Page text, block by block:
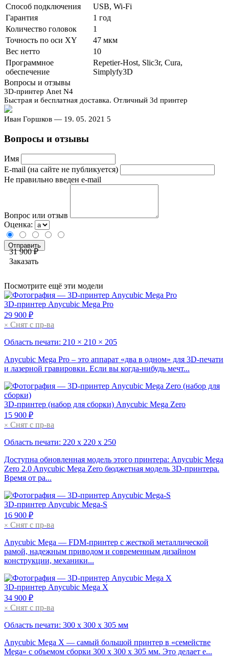
Способ подключения
USB, Wi-Fi
Гарантия
1 год
Количество головок
1
Точность по оси XY
47 мкм
Вес нетто
10
Программное
обеспечение
Repetier-Host, Slic3r, Cura,
Simplyfy3D
Вопросы и отзывы
3D-принтер Anet N4
Быстрая и бесплатная доставка. Отличный 3d принтер
Иван Горшков — 19. 05. 2021 5
Вопросы и отзывы
Имя
E-mail (на сайте не публикуется)
Не правильно введен e-mail
Вопрос или отзыв
Оценка:
31 900 ₽
Заказать
Посмотрите ещё эти модели
3D-принтер Anycubic Mega Pro
29 900 ₽
× Снят с пр-ва
Область печати: 210 × 210 × 205
Anycubic Mega Pro – это аппарат «два в одном» для 3D-печати
и лазерной гравировки. Если вы когда-нибудь мечт...
3D-принтер (набор для сборки) Anycubic Mega Zero
15 900 ₽
× Снят с пр-ва
Область печати: 220 х 220 х 250
Доступна обновленная модель этого принтера: Anycubic Mega
Zero 2.0 Anycubic Mega Zero бюджетная модель 3D-принтера.
Время от ра...
3D-принтер Anycubic Mega-S
16 900 ₽
× Снят с пр-ва
Anycubic Mega — FDM-принтер с жесткой металлической
рамой, надежным приводом и современным дизайном
конструкции, механики...
3D-принтер Anycubic Mega X
34 900 ₽
× Снят с пр-ва
Область печати: 300 х 300 х 305 мм
Anycubic Mega X — самый большой принтер в «семействе
Mega» с объемом сборки 300 x 300 x 305 мм. Это делает е...